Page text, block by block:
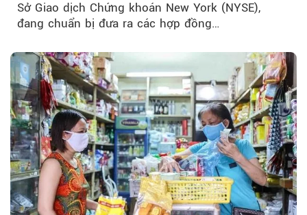
Sở Giao dịch Chứng khoán New York (NYSE),
đang chuẩn bị đưa ra các hợp đồng…